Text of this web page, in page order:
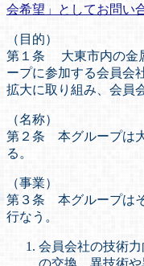
会希望」としてお問い
（目的）
第１条 大東市内の金
ープに参加する会員会
拡大に取り組み、会員
（名称）
第２条 本グループは
る。
（事業）
第３条 本グループは
行なう。
会員会社の技術
の交換、異技術